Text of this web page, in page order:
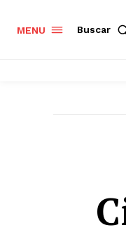
MENU Buscar